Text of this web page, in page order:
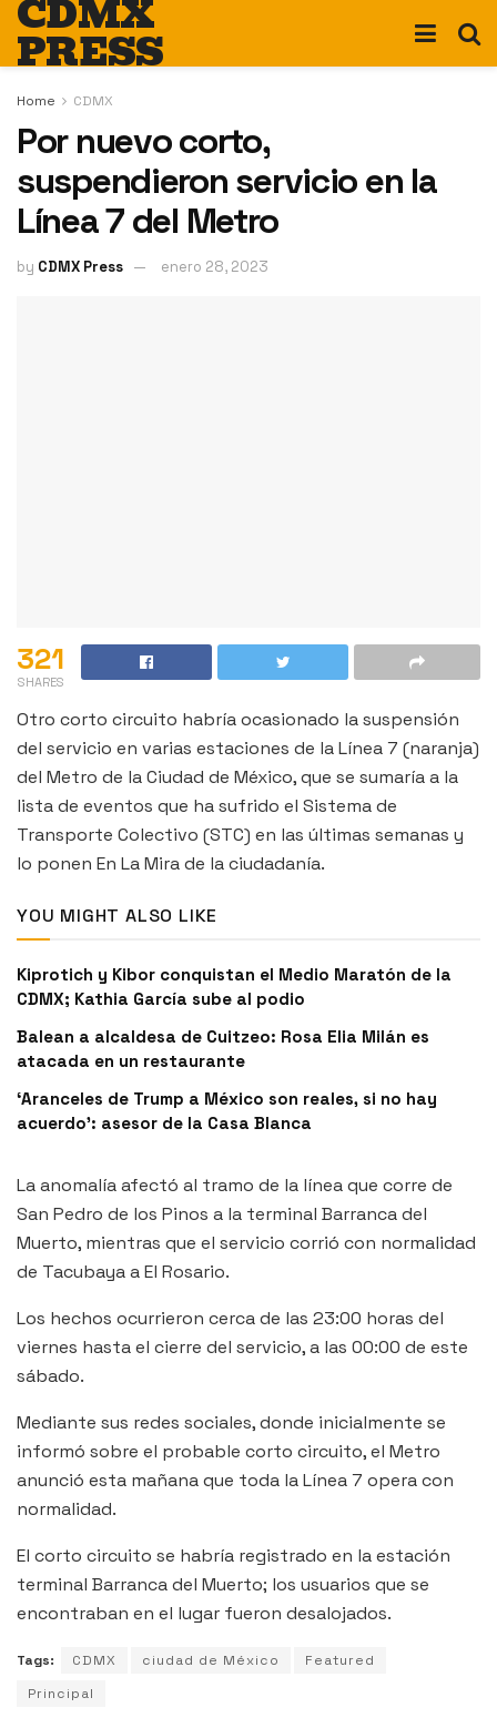
CDMX
PRESS
Home CDMX
Por nuevo corto,
suspendieron servicio en la
Línea 7 del Metro
by CDMX Press enero 28, 2023
321
SHARES
Otro corto circuito habría ocasionado la suspensión
del servicio en varias estaciones de la Línea 7 (naranja)
del Metro de la Ciudad de México, que se sumaría a la
lista de eventos que ha sufrido el Sistema de
Transporte Colectivo (STC) en las últimas semanas y
lo ponen En La Mira de la ciudadanía.
YOU MIGHT ALSO LIKE
Kiprotich y Kibor conquistan el Medio Maratón de la
CDMX; Kathia García sube al podio
Balean a alcaldesa de Cuitzeo: Rosa Elia Milán es
atacada en un restaurante
‘Aranceles de Trump a México son reales, si no hay
acuerdo’: asesor de la Casa Blanca
La anomalía afectó al tramo de la línea que corre de
San Pedro de los Pinos a la terminal Barranca del
Muerto, mientras que el servicio corrió con normalidad
de Tacubaya a El Rosario.
Los hechos ocurrieron cerca de las 23:00 horas del
viernes hasta el cierre del servicio, a las 00:00 de este
sábado.
Mediante sus redes sociales, donde inicialmente se
informó sobre el probable corto circuito, el Metro
anunció esta mañana que toda la Línea 7 opera con
normalidad.
El corto circuito se habría registrado en la estación
terminal Barranca del Muerto; los usuarios que se
encontraban en el lugar fueron desalojados.
Tags: CDMX ciudad de México
Featured
Principal